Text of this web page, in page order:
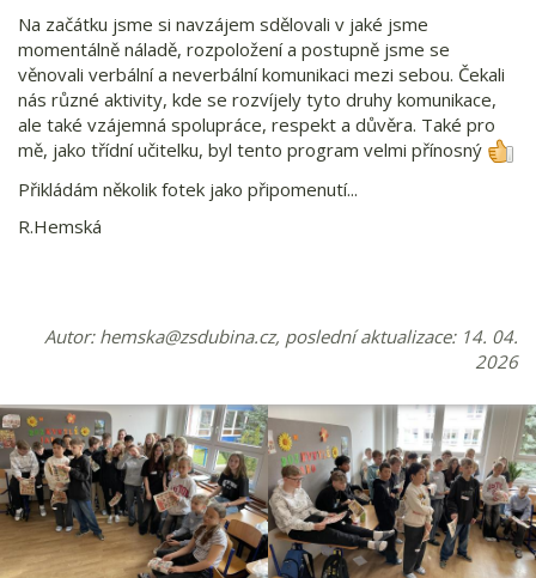
Na začátku jsme si navzájem sdělovali v jaké jsme
momentálně náladě, rozpoložení a postupně jsme se
věnovali verbální a neverbální komunikaci mezi sebou. Čekali
nás různé aktivity, kde se rozvíjely tyto druhy komunikace,
ale také vzájemná spolupráce, respekt a důvěra. Také pro
mě, jako třídní učitelku, byl tento program velmi přínosný
Přikládám několik fotek jako připomenutí...
R.Hemská
Autor: hemska@zsdubina.cz, poslední aktualizace: 14. 04.
2026